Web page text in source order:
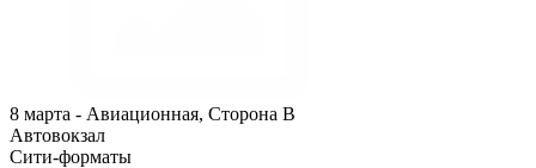
8 марта - Авиационная, Сторона B
Автовокзал
Сити-форматы